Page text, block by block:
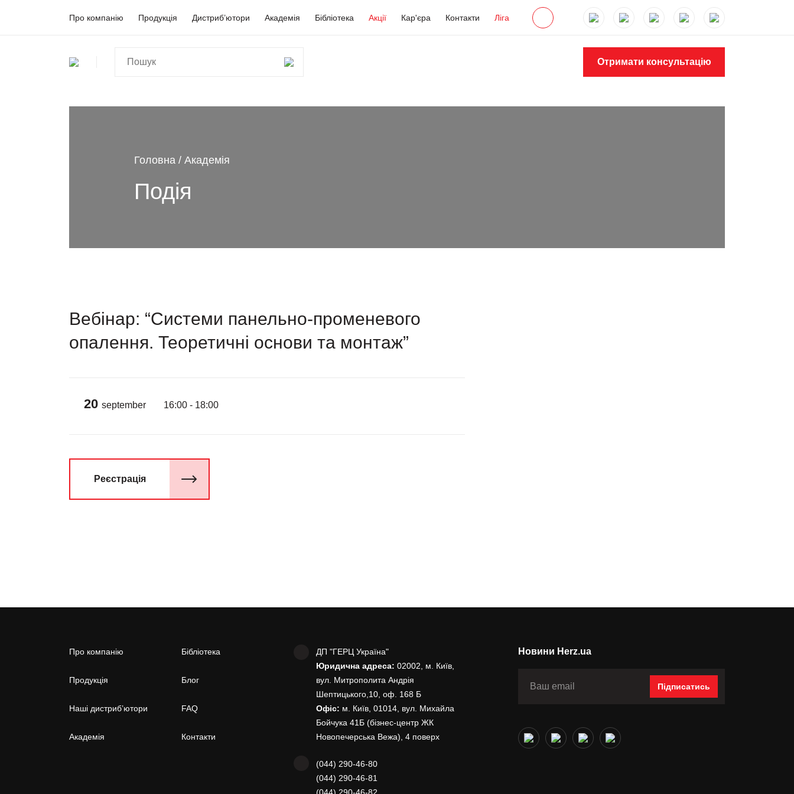
Про компанію Продукція Дистриб’ютори Академія Бібліотека Акції Кар'єра Контакти Ліга
Отримати консультацію
Головна Академія
Подія
Вебінар: “Системи панельно-променевого
опалення. Теоретичні основи та монтаж”
20 september 16:00 - 18:00
Реєстрація
Про компанію
Продукція
Наші дистриб’ютори
Академія
Бібліотека
Блог
FAQ
Контакти
ДП "ГЕРЦ Україна"
Юридична адреса: 02002, м. Київ,
вул. Митрополита Андрія
Шептицького,10, оф. 168 Б
Офіс: м. Київ, 01014, вул. Михайла
Бойчука 41Б (бізнес-центр ЖК
Новопечерська Вежа), 4 поверх
(044) 290-46-80
(044) 290-46-81
Новини Herz.ua
Підписатись